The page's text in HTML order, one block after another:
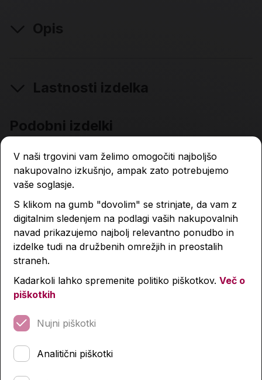
Opis
Lastnosti izdelka
Podobni izdelki
V naši trgovini vam želimo omogočiti najboljšo
nakupovalno izkušnjo, ampak zato potrebujemo
vaše soglasje.
S klikom na gumb "dovolim" se strinjate, da vam z
digitalnim sledenjem na podlagi vaših nakupovalnih
navad prikazujemo najbolj relevantno ponudbo in
izdelke tudi na družbenih omrežjih in preostalih
straneh.
Kadarkoli lahko spremenite politiko piškotkov. Več o
piškotkih
Nujni piškotki
Analitični piškotki